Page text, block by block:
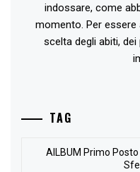
indossare, come
momento. Per essere
scelta degli abiti,
TAG
AlLBUM Primo Posto